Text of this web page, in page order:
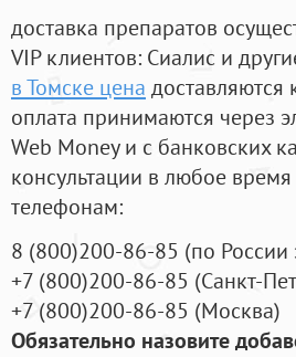
доставка препаратов
VIP клиентов: Сиалис и
в Томске цена доставляются
оплата принимаются через
Web Money и с банковских
консультации в любое
телефонам:
8 (800)200-86-85 (по России
+7 (800)200-86-85 (Санкт-
+7 (800)200-86-85 (Москва)
Обязательно назовите